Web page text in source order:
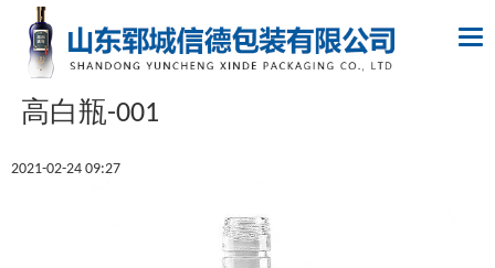
高白瓶-001
2021-02-24 09:27